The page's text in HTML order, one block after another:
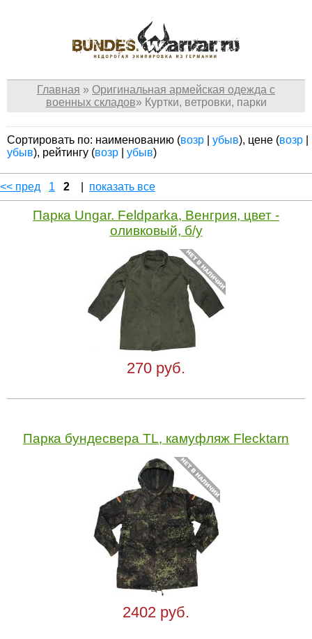
Главная » Оригинальная армейская одежда с
военных складов» Куртки, ветровки, парки
Сортировать по: наименованию (возр убыв), цене (возр
убыв), рейтингу (возр убыв)
<< пред 1 2 показать все
Парка Ungar. Feldparka, Венгрия, цвет -
оливковый, б/у
270 руб.
Парка бундесвера TL, камуфляж Flecktarn
2402 руб.